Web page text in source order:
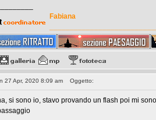
Fabiana
27 Apr, 2020 8:09 am Oggetto:
si sono io, stavo provando un flash poi mi